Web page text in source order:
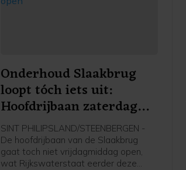
Onderhoud Slaakbrug
loopt tóch iets uit:
Hoofdrijbaan zaterdag
pas open
SINT PHILIPSLAND/STEENBERGEN -
De hoofdrijbaan van de Slaakbrug
gaat toch niet vrijdagmiddag open,
wat Rijkswaterstaat eerder deze